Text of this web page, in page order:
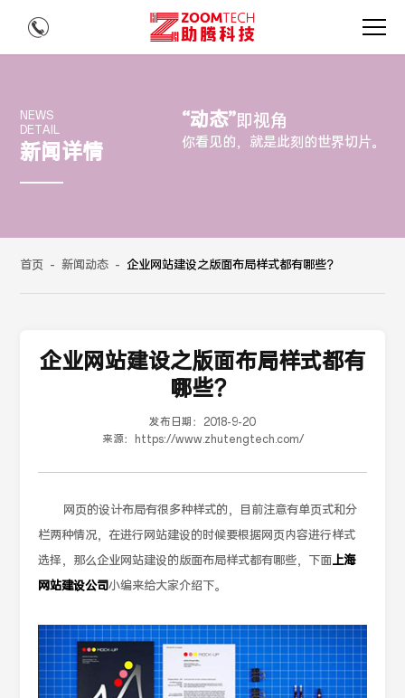
NEWS
DETAIL
新闻详情
“动态”即视角
你看见的，就是此刻的世界切片。
首页 - 新闻动态 - 企业网站建设之版面布局样式都有哪些？
企业网站建设之版面布局样式都有
哪些？
发布日期： 2018-9-20
来源：
https://www.zhutengtech.com/
网页的设计布局有很多种样式的，目前注意有单页式和分
栏两种情况，在进行网站建设的时候要根据网页内容进行样式
选择，那么企业网站建设的版面布局样式都有哪些，下面上海
网站建设公司小编来给大家介绍下。